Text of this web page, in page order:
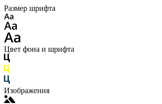
Размер шрифта
Цвет фона и шрифта
Изображения